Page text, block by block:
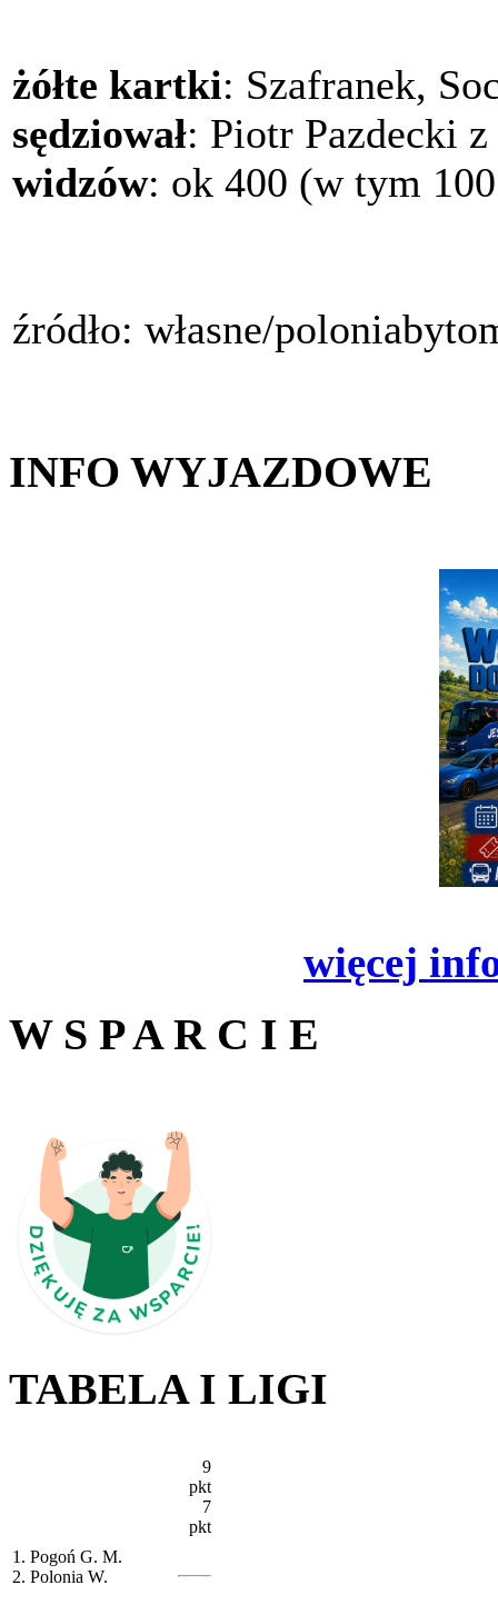
żółte kartki: Szafranek,
sędziował: Piotr Pazdecki
widzów: ok 400 (w tym
źródło: własne/
INFO WYJAZDOWE
więcej
W S P A R C I E
TABELA I LIGI
1. Pogoń G. M.
2. Polonia W.
9
pkt
7
pkt